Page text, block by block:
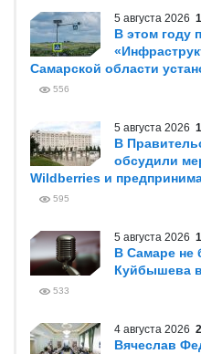
5 августа 2026
В этом году
Самарской области
556
5 августа 2026
В
обсудили
Wildberries и
595
5 августа 2026
В Самаре не
Куйбышева
533
4 августа 2026
Вячеслав